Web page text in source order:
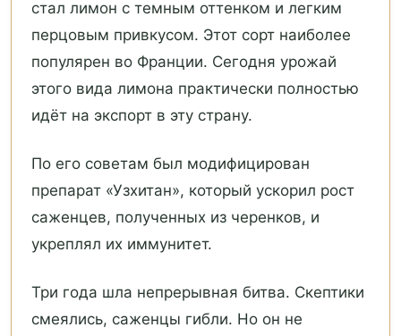
стал лимон с темным оттенком и легким
перцовым привкусом. Этот сорт наиболее
популярен во Франции. Сегодня урожай
этого вида лимона практически полностью
идёт на экспорт в эту страну.
По его советам был модифицирован
препарат «Узхитан», который ускорил рост
саженцев, полученных из черенков, и
укреплял их иммунитет.
Три года шла непрерывная битва. Скептики
смеялись, саженцы гибли. Но он не